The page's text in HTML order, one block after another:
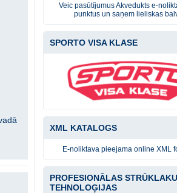
Veic pasūtījumus Akvedukts e-
punktus un saņem lieliskas
SPORTO VISA KLASE
XML KATALOGS
E-noliktava pieejama online XML
PROFESIONĀLAS STRŪKLAKU
TEHNOLOĢIJAS